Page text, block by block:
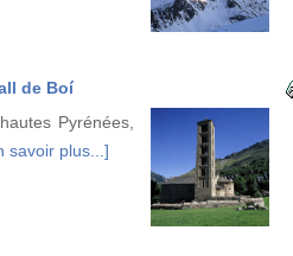
de Boí
Pyrénées,
savoir plus...]